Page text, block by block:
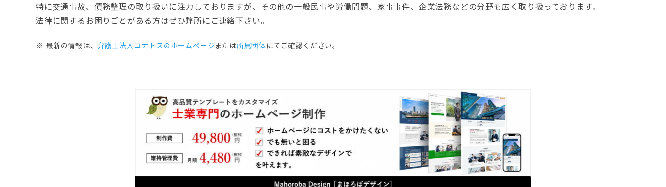
特に交通事故、債務整理の取り扱いに注力しておりますが、その他の一般民事や労働問題、家事事件、企業法務などの分野も広く取り扱っております。
法律に関するお困りごとがある方はぜひ弊所にご連絡下さい。
最新の情報は、 弁護士法人コナトスのホームぺージまたは所属団体にてご確認ください。